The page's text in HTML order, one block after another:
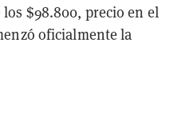
$98.800, precio en el
oficialmente la